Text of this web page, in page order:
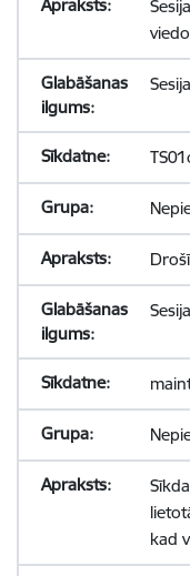
Sesija
Sesija
kad